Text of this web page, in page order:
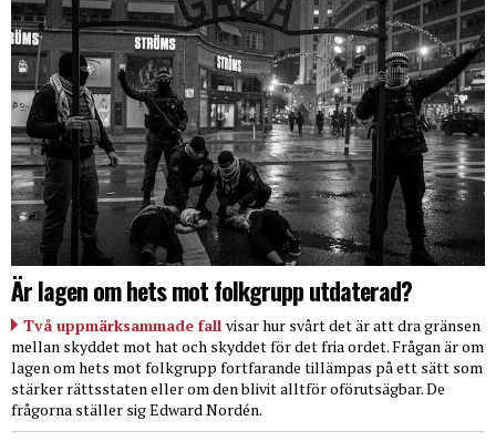
Är lagen om hets mot folkgrupp utdaterad?
Två uppmärksammade fall visar hur svårt det är att dra gränsen
mellan skyddet mot hat och skyddet för det fria ordet. Frågan är om
lagen om hets mot folkgrupp fortfarande tillämpas på ett sätt som
stärker rättsstaten eller om den blivit alltför oförutsägbar. De
frågorna ställer sig Edward Nordén.